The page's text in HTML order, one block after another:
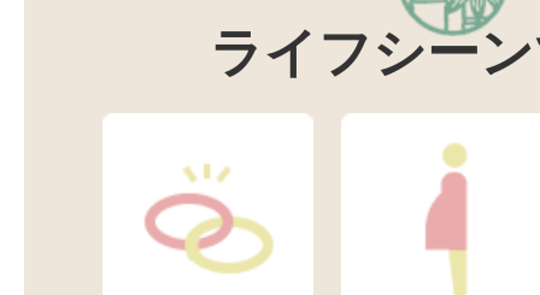
ライフシー